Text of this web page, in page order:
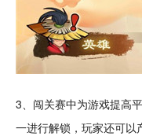
3、闯关赛中为游戏提高
一进行解锁 ，玩家还可